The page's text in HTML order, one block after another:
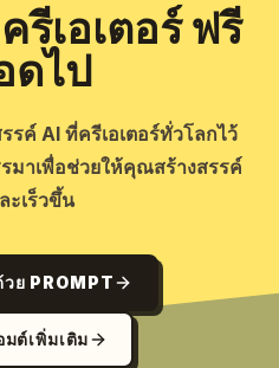
รีเอเตอร์ ฟรี
ดไป
รค์ AI ที่ครีเอเตอร์ทั่วโลกไว้
มาเพื่อช่วยให้คุณสร้างสรรค์
ะเร็วขึ้น
ย PROMPT
ต์เพิ่มเติม